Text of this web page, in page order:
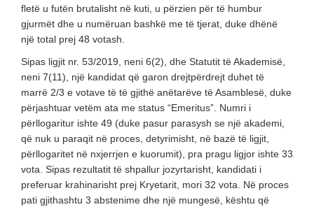
fletë u futën brutalisht në kuti, u përzien për të humbur
gjurmët dhe u numëruan bashkë me të tjerat, duke dhënë
një total prej 48 votash.
Sipas ligjit nr. 53/2019, neni 6(2), dhe Statutit të Akademisë,
neni 7(11), një kandidat që garon drejtpërdrejt duhet të
marrë 2/3 e votave të të gjithë anëtarëve të Asamblesë, duke
përjashtuar vetëm ata me status “Emeritus”. Numri i
përllogaritur ishte 49 (duke pasur parasysh se një akademi,
që nuk u paraqit në proces, detyrimisht, në bazë të ligjit,
përllogaritet në nxjerrjen e kuorumit), pra pragu ligjor ishte 33
vota. Sipas rezultatit të shpallur jozyrtarisht, kandidati i
preferuar krahinarisht prej Kryetarit, mori 32 vota. Në proces
pati gjithashtu 3 abstenime dhe një mungesë, kështu që